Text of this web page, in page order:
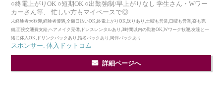
○終電上がりOK ○短期OK ○出勤強制/早上がりなし 学生さん・Wワー
カーさん等、 忙しい方もマイペースで◎
未経験者大歓迎,経験者優遇,全額日払いOK,終電上がりOK,送りあり,土曜も営業,日曜も営業,寮も完
備,面接交通費支給,ヘアメイク完備,ドレスレンタルあり,3時間以内の勤務OK,Wワーク歓迎,友達と一
緒に体入OK,ドリンクバックあり,指名バックあり,同伴バックあり
スポンサー: 体入ドットコム
詳細ページへ